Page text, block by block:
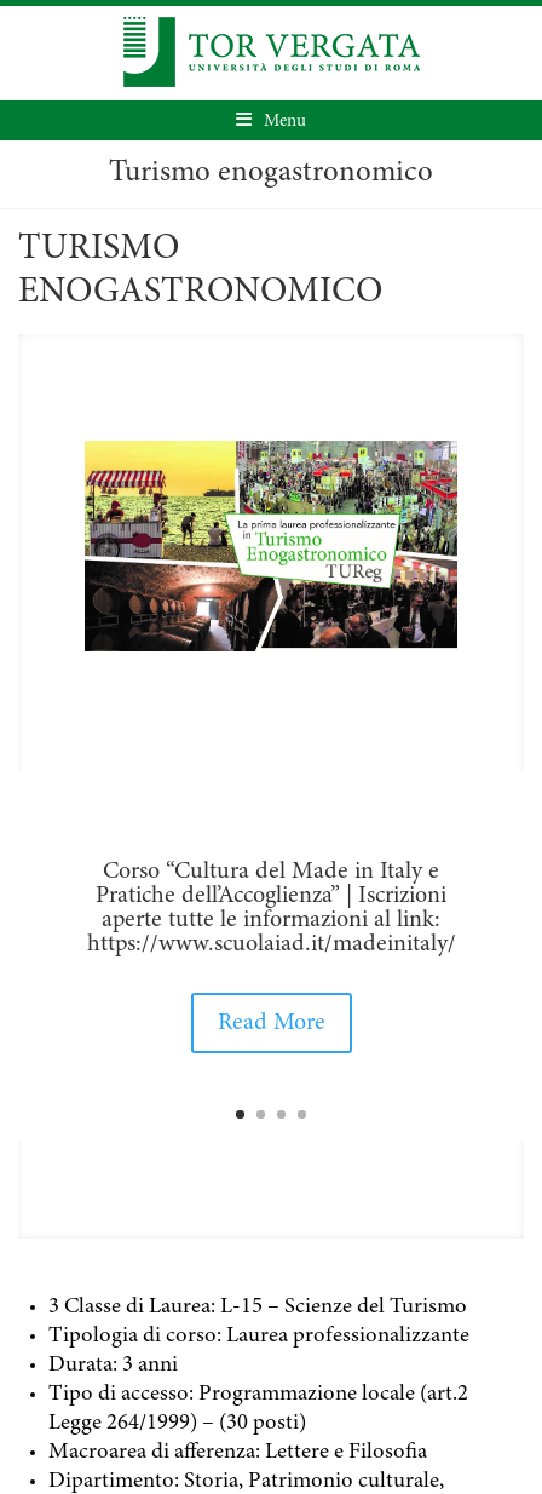
Menu
Turismo enogastronomico
TURISMO
ENOGASTRONOMICO
Corso “Cultura del Made in Italy e
Pratiche dell’Accoglienza” | Iscrizioni
aperte tutte le informazioni al link:
https://www.scuolaiad.it/madeinitaly/
Read More
3 Classe di Laurea: L-15 – Scienze del Turismo
Tipologia di corso: Laurea professionalizzante
Durata: 3 anni
Tipo di accesso: Programmazione locale (art.2
Legge 264/1999) – (30 posti)
Macroarea di afferenza: Lettere e Filosofia
Dipartimento: Storia, Patrimonio culturale,